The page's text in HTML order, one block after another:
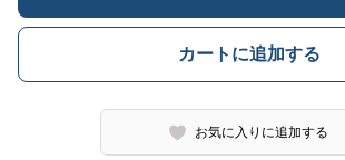
カートに追加する
お気に入りに追加する